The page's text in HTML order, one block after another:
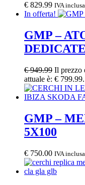
€ 829.99 IVA inclusa
In offerta!
GMP –
€949.99 Il prezzo
attuale è: € 799.99.
GMP –
5X100
€ 750.00 IVA inclusa